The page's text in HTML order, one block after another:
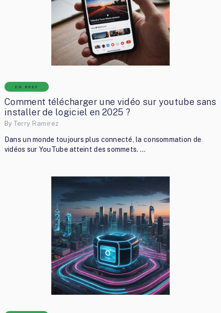
EN BREF
Comment télécharger une vidéo sur youtube sans
installer de logiciel en 2025 ?
ByTerry Ramirez
Dans un monde toujours plus connecté, la consommation de
vidéos sur YouTube atteint des sommets. …